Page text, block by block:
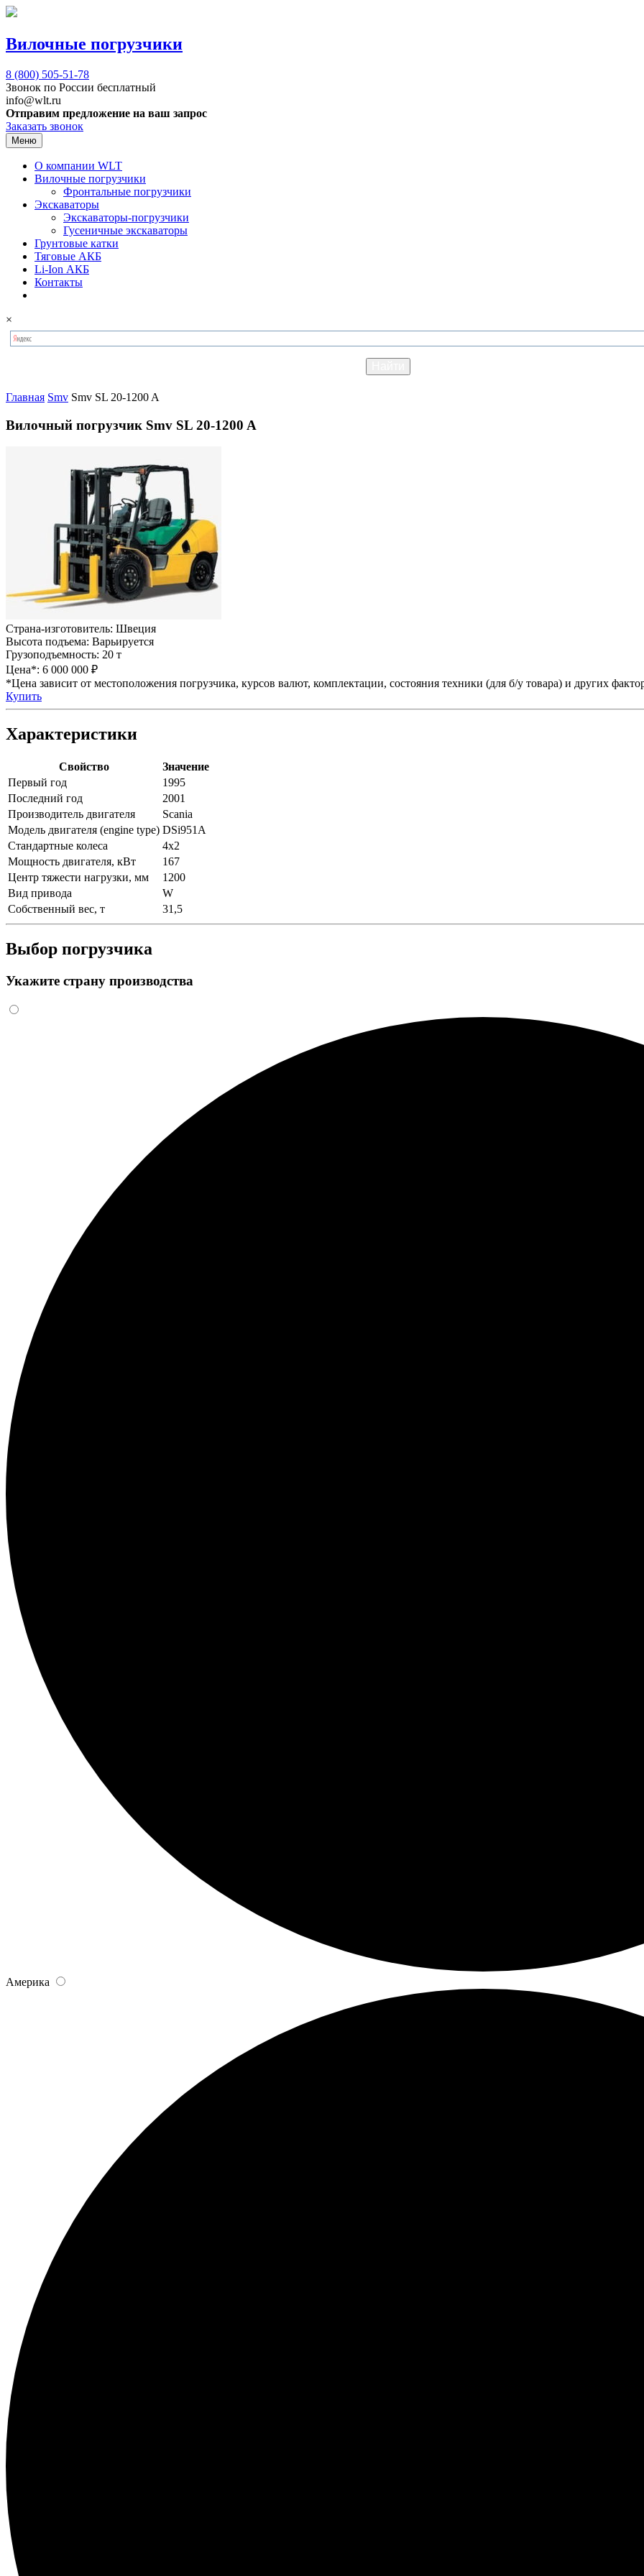
Вилочные погрузчики
8 (800) 505-51-78
Звонок по России бесплатный
info@wlt.ru
Отправим предложение на ваш запрос
Заказать звонок
Меню
О компании WLT
Вилочные погрузчики
Фронтальные погрузчики
Экскаваторы
Экскаваторы-погрузчики
Гусеничные экскаваторы
Грунтовые катки
Тяговые АКБ
Li-Ion АКБ
Контакты
×
Главная Smv Smv SL 20-1200 A
Вилочный погрузчик Smv SL 20-1200 A
Страна-изготовитель: Швеция
Высота подъема: Варьируется
Грузоподъемность: 20 т
Цена*: 6 000 000 ₽
*Цена зависит от местоположения погрузчика, курсов валют, комплектации, состояния техники (для б/у товара) и других
Купить
Характеристики
Свойство
Значение
Первый год
1995
Последний год
2001
Производитель двигателя
Scania
Модель двигателя (engine type) DSi951A
Стандартные колеса
4x2
Мощность двигателя, кВт
167
Центр тяжести нагрузки, мм
1200
Вид привода
W
Собственный вес, т
31,5
Выбор погрузчика
Укажите страну производства
Америка